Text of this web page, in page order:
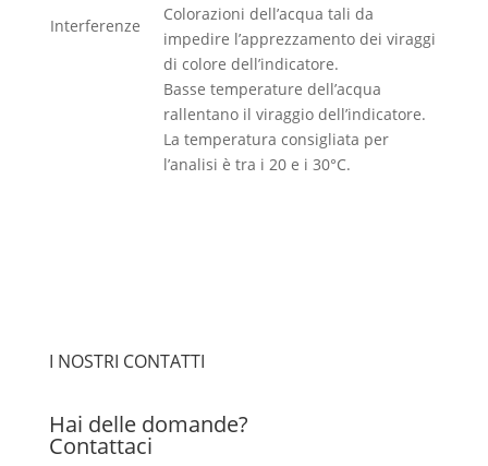
Interferenze
Colorazioni dell’acqua tali da
impedire l’apprezzamento dei viraggi
di colore dell’indicatore.
Basse temperature dell’acqua
rallentano il viraggio dell’indicatore.
La temperatura consigliata per
l’analisi è tra i 20 e i 30°C.
I NOSTRI CONTATTI
Hai delle domande?
Contattaci